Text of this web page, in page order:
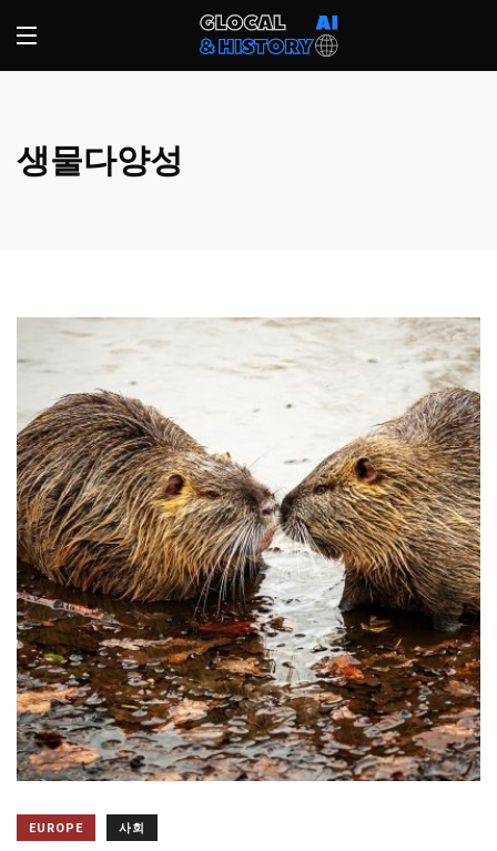
생물다양성
EUROPE 사회